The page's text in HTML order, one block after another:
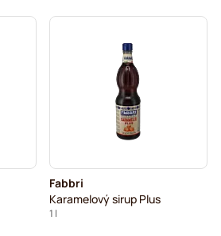
Fabbri
Karamelový sirup Plus
1 l